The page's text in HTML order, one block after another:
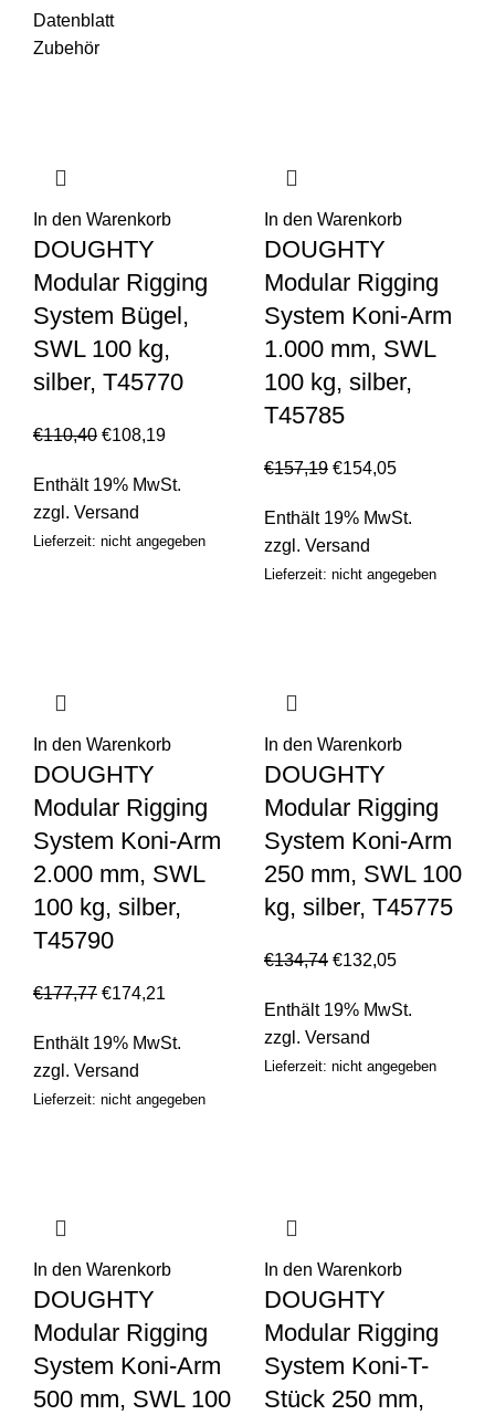
Datenblatt
Zubehör
In den Warenkorb
DOUGHTY
Modular Rigging
System Bügel,
SWL 100 kg,
silber, T45770
€110,40 €108,19
Enthält 19% MwSt.
zzgl. Versand
Lieferzeit: nicht angegeben
In den Warenkorb
DOUGHTY
Modular Rigging
System Koni-Arm
1.000 mm, SWL
100 kg, silber,
T45785
€157,19 €154,05
Enthält 19% MwSt.
zzgl. Versand
Lieferzeit: nicht angegeben
In den Warenkorb
DOUGHTY
Modular Rigging
System Koni-Arm
2.000 mm, SWL
100 kg, silber,
T45790
€177,77 €174,21
Enthält 19% MwSt.
zzgl. Versand
Lieferzeit: nicht angegeben
In den Warenkorb
DOUGHTY
Modular Rigging
System Koni-Arm
250 mm, SWL 100
kg, silber, T45775
€134,74 €132,05
Enthält 19% MwSt.
zzgl. Versand
Lieferzeit: nicht angegeben
In den Warenkorb
DOUGHTY
Modular Rigging
System Koni-Arm
500 mm, SWL 100
In den Warenkorb
DOUGHTY
Modular Rigging
System Koni-T-
Stück 250 mm,